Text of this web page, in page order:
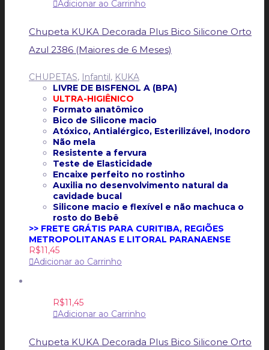
Adicionar ao Carrinho
Chupeta KUKA Decorada Plus Bico Silicone Orto
Azul 2386 (Maiores de 6 Meses)
CHUPETAS, Infantil, KUKA
LIVRE DE BISFENOL A (BPA)
ULTRA-HIGIÊNICO
Formato anatômico
Bico de Silicone macio
Atóxico, Antialérgico, Esterilizável, Inodoro
Não mela
Resistente a fervura
Teste de Elasticidade
Encaixe perfeito no rostinho
Auxilia no desenvolvimento natural da
cavidade bucal
Silicone macio e flexível e não machuca o
rosto do Bebê
>> FRETE GRÁTIS PARA CURITIBA, REGIÕES
METROPOLITANAS E LITORAL PARANAENSE
R$11,45
Adicionar ao Carrinho
R$11,45
Adicionar ao Carrinho
Chupeta KUKA Decorada Plus Bico Silicone Orto